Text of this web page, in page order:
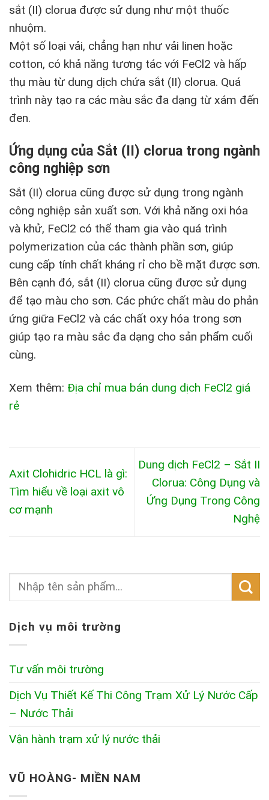
sắt (II) clorua được sử dụng như một thuốc
nhuộm.
Một số loại vải, chẳng hạn như vải linen hoặc
cotton, có khả năng tương tác với FeCl2 và hấp
thụ màu từ dung dịch chứa sắt (II) clorua. Quá
trình này tạo ra các màu sắc đa dạng từ xám đến
đen.
Ứng dụng của Sắt (II) clorua trong ngành
công nghiệp sơn
Sắt (II) clorua cũng được sử dụng trong ngành
công nghiệp sản xuất sơn. Với khả năng oxi hóa
và khử, FeCl2 có thể tham gia vào quá trình
polymerization của các thành phần sơn, giúp
cung cấp tính chất kháng rỉ cho bề mặt được sơn.
Bên cạnh đó, sắt (II) clorua cũng được sử dụng
để tạo màu cho sơn. Các phức chất màu do phản
ứng giữa FeCl2 và các chất oxy hóa trong sơn
giúp tạo ra màu sắc đa dạng cho sản phẩm cuối
cùng.
Xem thêm: Địa chỉ mua bán dung dịch FeCl2 giá
rẻ
Axit Clohidric HCL là gì:
Tìm hiểu về loại axit vô
cơ mạnh
Dung dịch FeCl2 – Sắt II
Clorua: Công Dụng và
Ứng Dụng Trong Công
Nghệ
Dịch vụ môi trường
Tư vấn môi trường
Dịch Vụ Thiết Kế Thi Công Trạm Xử Lý Nước Cấp
– Nước Thải
Vận hành trạm xử lý nước thải
VŨ HOÀNG- MIỀN NAM